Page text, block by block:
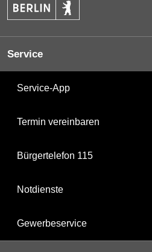
Service
Service-App
Termin vereinbaren
Bürgertelefon 115
Notdienste
Gewerbeservice